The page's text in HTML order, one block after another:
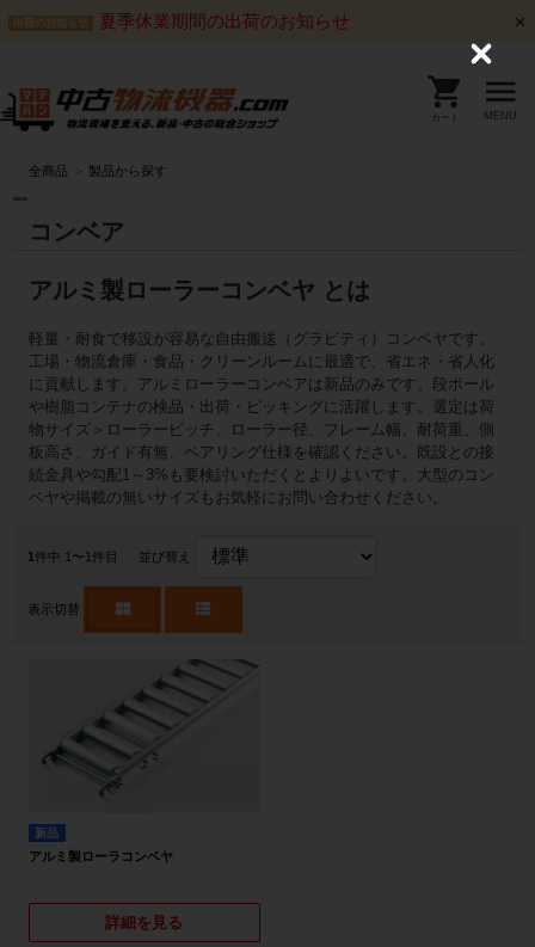
出荷のお知らせ 夏季休業期間の出荷のお知らせ
カート MENU
全商品 製品から探す
コンベア
アルミ製ローラーコンベヤ とは
軽量・耐食で移設が容易な自由搬送（グラビティ）コンベヤです。
工場・物流倉庫・食品・クリーンルームに最適で、省エネ・省人化
に貢献します。アルミローラーコンベアは新品のみです。段ボール
や樹脂コンテナの検品・出荷・ピッキングに活躍します。選定は荷
物サイズ＞ローラーピッチ、ローラー径、フレーム幅、耐荷重、側
板高さ、ガイド有無、ベアリング仕様を確認ください。既設との接
続金具や勾配1～3%も要検討いただくとよりよいです。大型のコン
ベヤや掲載の無いサイズもお気軽にお問い合わせください。
1 件中 1〜1件目 並び替え
表示切替
新品
アルミ製ローラコンベヤ
詳細を見る
C
o
s